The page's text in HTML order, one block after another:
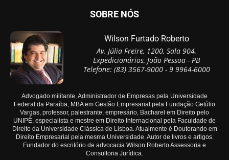
SOBRE NÓS
Wilson Furtado Roberto
Av. Júlia Freire, 1200, Sala 904,
Expedicionários, João Pessoa - PB
Telefone: (83) 3567-9000 - 9 9964-6000
Advogado militante, Administrador de Empresas pela Universidade
Federal da Paraíba, MBA em Gestão Empresarial pela Fundação Getúlio
Vargas, professor, palestrante, empresário, Bacharel em Direito pelo
UNIPÊ, especialista e mestre em Direito Internacional pela Faculdade de
Direito da Universidade Clássica de Lisboa. Atualmente é Doutorando em
Direito Empresarial pela mesma Universidade. Autor de livros e artigos.
Fundador do escritório de advocacia Wilson Roberto Assessoria e
Consultoria Jurídica.